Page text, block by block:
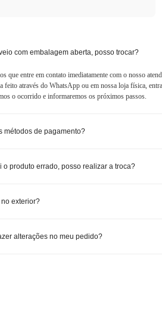
com embalagem aberta, posso trocar?
que entre em contato imediatamente com o nosso
feito através do WhatsApp ou em nossa loja física,
o ocorrido e informaremos os próximos passos.
métodos de pagamento?
o produto errado, posso realizar a troca?
no exterior?
alterações no meu pedido?